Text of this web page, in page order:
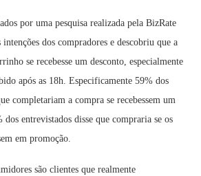
por uma pesquisa realizada pela BizRate
dos compradores e descobriu que a
se recebesse um desconto, especialmente
após as 18h. Especificamente 59% dos
completariam a compra se recebessem um
entrevistados disse que compraria se os
em promoção.
são clientes que realmente